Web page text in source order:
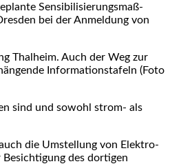
Sensibilisierungsmaß­
bei der Anmeldung von
Thalheim. Auch der Weg zur
Informationstafeln (Foto
sind und sowohl strom- als
die Umstellung von Elektro-
des dortigen